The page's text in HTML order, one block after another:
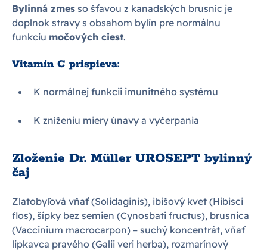
Bylinná zmes so šťavou z kanadských brusníc je
doplnok stravy s obsahom bylín pre normálnu
funkciu močových ciest.
Vitamín C prispieva:
K normálnej funkcii imunitného systému
K zníženiu miery únavy a vyčerpania
Zloženie Dr. Müller UROSEPT bylinný
čaj
Zlatobyľová vňať (Solidaginis), ibišový kvet (Hibisci
flos), šípky bez semien (Cynosbati fructus), brusnica
(Vaccinium macrocarpon) – suchý koncentrát, vňať
lipkavca pravého (Galii veri herba), rozmarínový